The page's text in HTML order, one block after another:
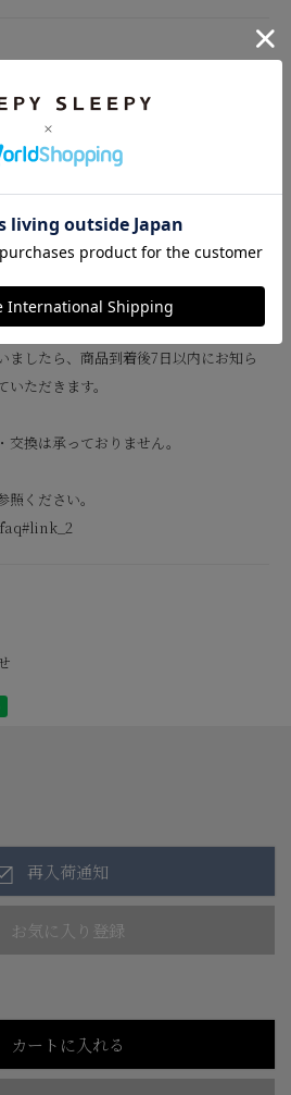
配送先につき)
文で送料無料となります。
万全を期しておりますが、
ましたら、商品到着後7日以内にお知ら
ただきます。
換は承っておりません。
ください。
再入荷通知
カートに入れる